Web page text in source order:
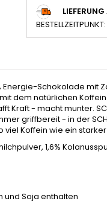
Schokolade mit
dem natürlichen
Kraft - macht munter.
griffbereit - in der
viel Koffein wie ein
1,6%
und Soja enthalten